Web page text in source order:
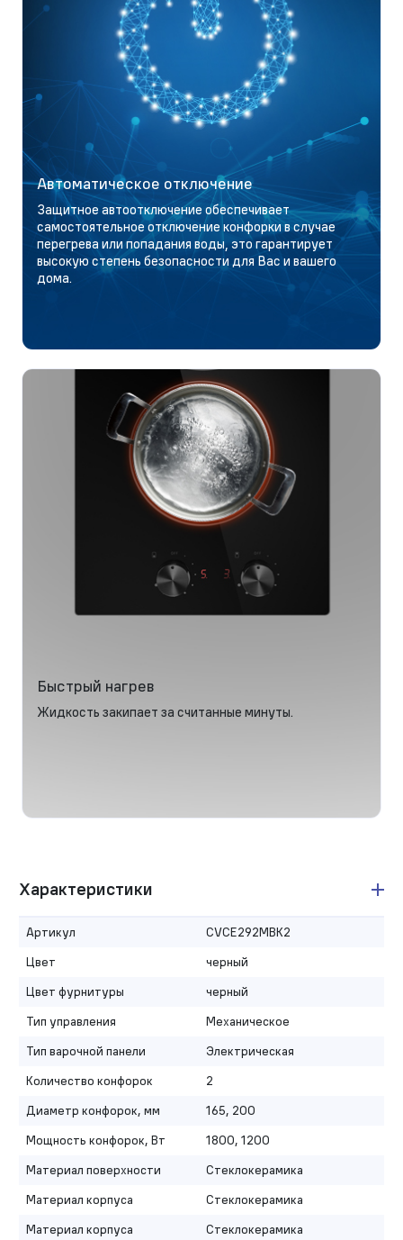
Автоматическое отключение
Защитное автоотключение обеспечивает
самостоятельное отключение конфорки в случае
перегрева или попадания воды, это гарантирует
высокую степень безопасности для Вас и вашего
дома.
Быстрый нагрев
Жидкость закипает за считанные минуты.
Характеристики
Артикул
CVCE292MBK2
Цвет
черный
Цвет фурнитуры
черный
Тип управления
Механическое
Тип варочной панели
Электрическая
Количество конфорок
2
Диаметр конфорок, мм
165, 200
Мощность конфорок, Вт
1800, 1200
Материал поверхности
Стеклокерамика
Материал корпуса
Стеклокерамика
Материал корпуса
Стеклокерамика